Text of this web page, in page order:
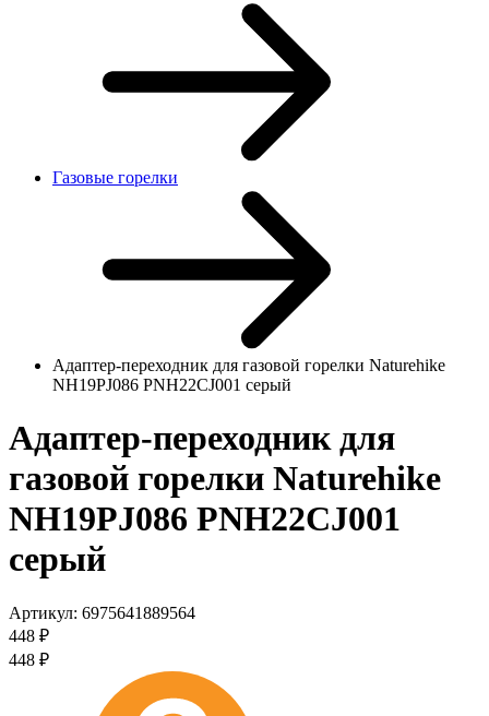
Газовые горелки
Адаптер-переходник для газовой горелки Naturehike
NH19PJ086 PNH22CJ001 серый
Адаптер-переходник для
газовой горелки Naturehike
NH19PJ086 PNH22CJ001
серый
Артикул: 6975641889564
448 ₽
448 ₽